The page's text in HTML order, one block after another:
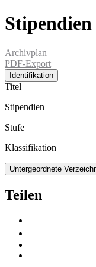
Stipendien
Archivplan
PDF-Export
Identifikation
Titel
Stipendien
Stufe
Klassifikation
Untergeordnete
Teilen